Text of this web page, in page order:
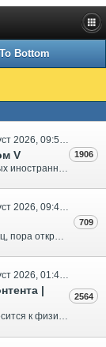
To Bottom
V
Пятая часть темы для обсуждения различных иностранных интернет-магазинов, преимущественно продающих BD &amp; DVD диски. Архив первого тома с более чем трехсот страницами и около 200,000 просмотров находится здесь. Архив второго тома находится здесь: Буржуйские Интернет-Магазины, том II. Архив треть..
1906
Среда, 05 Август 2026, 09:46:25
709
Среда, 05 Август 2026, 01:40:16
|
/Хотя профиль нашего форума больше относится к физическим носителям информации, эта тема все равно долго назревала.Уверен, что все больше и больше людей начинают пользоваться услугами подобных сервисов. iTunes / IVI / Okko / Google Play / MEGOGO / Amediateka - наверняка многие уже подключены и имеют..
2564